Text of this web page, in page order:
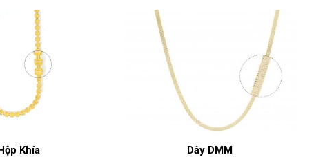
Khía Dây DMM